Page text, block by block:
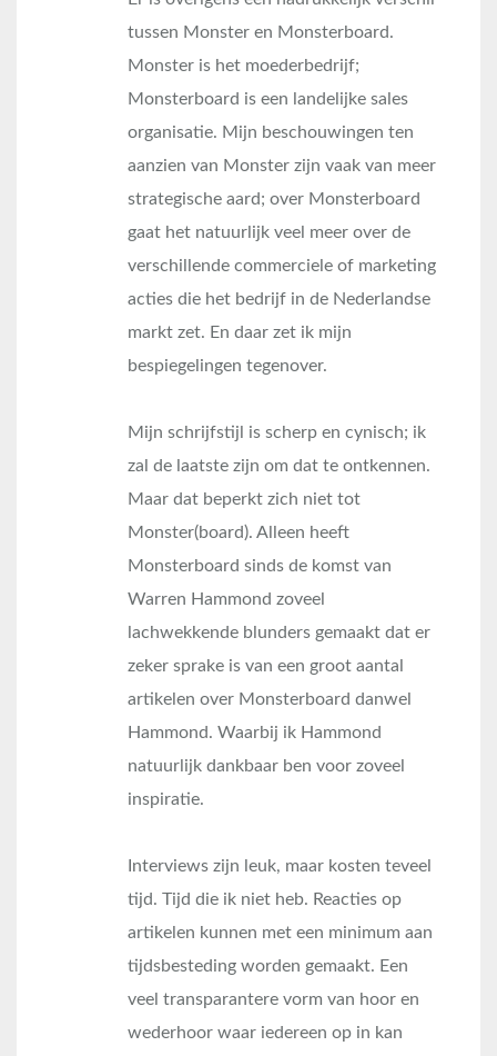
tussen Monster en Monsterboard.
Monster is het moederbedrijf;
Monsterboard is een landelijke sales
organisatie. Mijn beschouwingen ten
aanzien van Monster zijn vaak van meer
strategische aard; over Monsterboard
gaat het natuurlijk veel meer over de
verschillende commerciele of marketing
acties die het bedrijf in de Nederlandse
markt zet. En daar zet ik mijn
bespiegelingen tegenover.
Mijn schrijfstijl is scherp en cynisch; ik
zal de laatste zijn om dat te ontkennen.
Maar dat beperkt zich niet tot
Monster(board). Alleen heeft
Monsterboard sinds de komst van
Warren Hammond zoveel
lachwekkende blunders gemaakt dat er
zeker sprake is van een groot aantal
artikelen over Monsterboard danwel
Hammond. Waarbij ik Hammond
natuurlijk dankbaar ben voor zoveel
inspiratie.
Interviews zijn leuk, maar kosten teveel
tijd. Tijd die ik niet heb. Reacties op
artikelen kunnen met een minimum aan
tijdsbesteding worden gemaakt. Een
veel transparantere vorm van hoor en
wederhoor waar iedereen op in kan